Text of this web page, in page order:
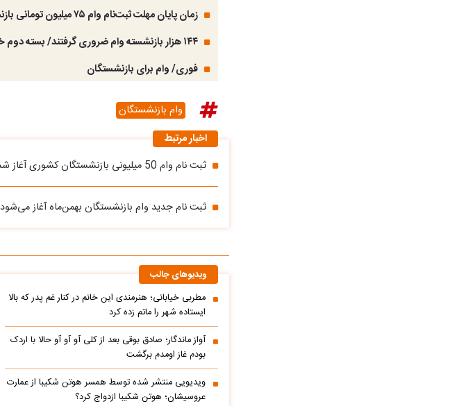
زمان پایان مهلت ثبت‌نام وام ۷۵ میلیون تومانی بازنشستگان کشوری اعلام شد
۱۴۴ هزار بازنشسته وام ضروری گرفتند/ بسته دوم خدمات رفاهی در راه است
فوری/ وام برای بازنشستگان
وام بازنشستگان
اخبار مرتبط
ثبت نام وام 50 میلیونی بازنشستگان کشوری آغاز شد
ثبت نام جدید وام بازنشستگان بهمن‌ماه آغاز می‌شود
ویدیوهای جالب
مطربی خیابانی؛ هنرمندی این خانم در کنار غم پدر که بالا
ایستاده شهر را ماتم زده کرد
آواز ماندگار؛ صادق بوقی بعد از کلی آو آو آو حالا با اردک
بودم غاز اومدم برگشت
ویدیویی منتشر شده توسط همسر هوتن شکیبا از عمارت
عروسیشان؛ هوتن شکیبا ازدواج کرد؟